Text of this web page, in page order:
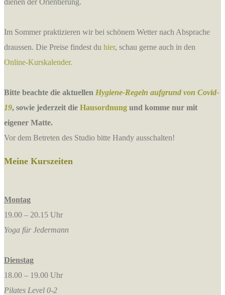
Im Sommer praktizieren wir bei schönem Wetter nach Absprache
draussen. Die Preise findest du hier, schau gerne auch in den
Online-Kurskalender.
Bitte beachte die aktuellen Hygiene-Regeln aufgrund von Covid-
19, sowie jederzeit die Hausordnung und komme nur mit
eigener Matte.
Vor dem Betreten des Studio bitte Handy ausschalten!
Meine Kurszeiten
Montag
19.00 – 20.15 Uhr
Yoga für Jedermann
Dienstag
18.00 – 19.00 Uhr
Pilates Level 0-2